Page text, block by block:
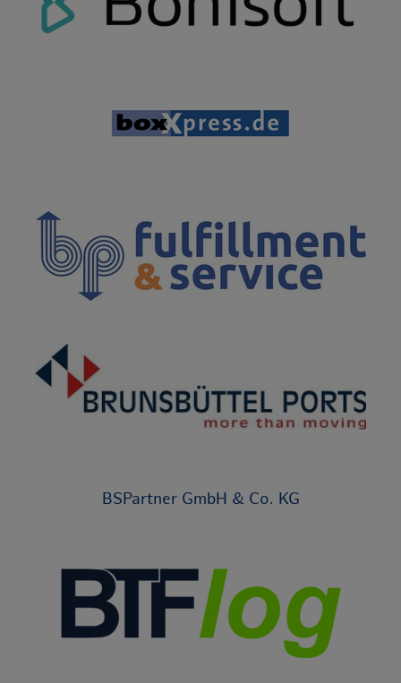
BSPartner GmbH & Co. KG